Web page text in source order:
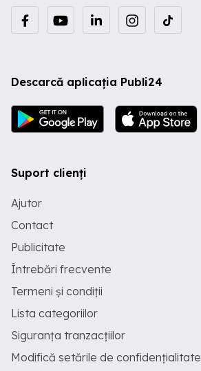
Descarcă aplicația Publi24
Suport clienți
Ajutor
Contact
Publicitate
Întrebări frecvente
Termeni și condiții
Lista categoriilor
Siguranța tranzacțiilor
Modifică setările de confidențialitate